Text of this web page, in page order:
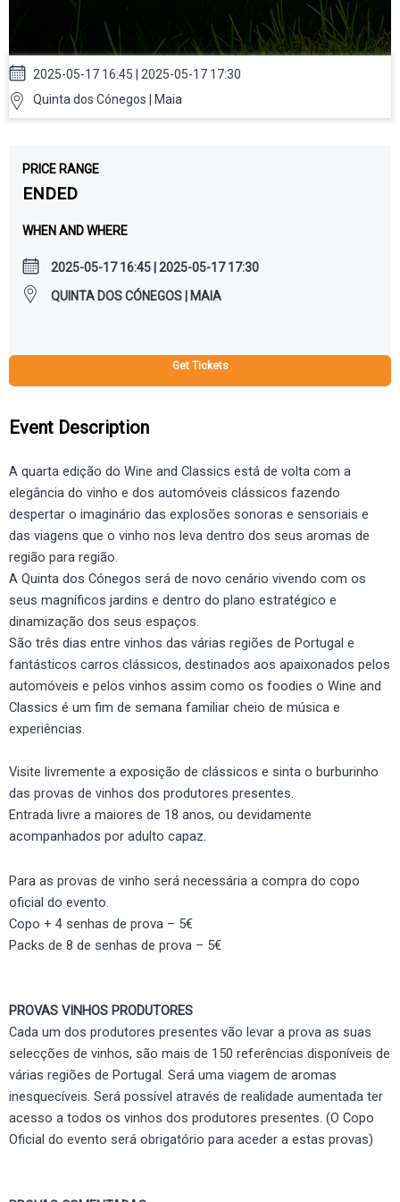
2025-05-17 16:45 | 2025-05-17 17:30
Quinta dos Cónegos | Maia
PRICE RANGE
ENDED
WHEN AND WHERE
2025-05-17 16:45 | 2025-05-17 17:30
QUINTA DOS CÓNEGOS | MAIA
Get Tickets
Event Description
A quarta edição do Wine and Classics está de volta com a
elegância do vinho e dos automóveis clássicos fazendo
despertar o imaginário das explosões sonoras e sensoriais e
das viagens que o vinho nos leva dentro dos seus aromas de
região para região.
A Quinta dos Cónegos será de novo cenário vivendo com os
seus magníficos jardins e dentro do plano estratégico e
dinamização dos seus espaços.
São três dias entre vinhos das várias regiões de Portugal e
fantásticos carros clássicos, destinados aos apaixonados pelos
automóveis e pelos vinhos assim como os foodies o Wine and
Classics é um fim de semana familiar cheio de música e
experiências.
Visite livremente a exposição de clássicos e sinta o burburinho
das provas de vinhos dos produtores presentes.
Entrada livre a maiores de 18 anos, ou devidamente
acompanhados por adulto capaz.
Para as provas de vinho será necessária a compra do copo
oficial do evento.
Copo + 4 senhas de prova – 5€
Packs de 8 de senhas de prova – 5€
PROVAS VINHOS PRODUTORES
Cada um dos produtores presentes vão levar a prova as suas
selecções de vinhos, são mais de 150 referências disponíveis de
várias regiões de Portugal. Será uma viagem de aromas
inesquecíveis. Será possível através de realidade aumentada ter
acesso a todos os vinhos dos produtores presentes. (O Copo
Oficial do evento será obrigatório para aceder a estas provas)